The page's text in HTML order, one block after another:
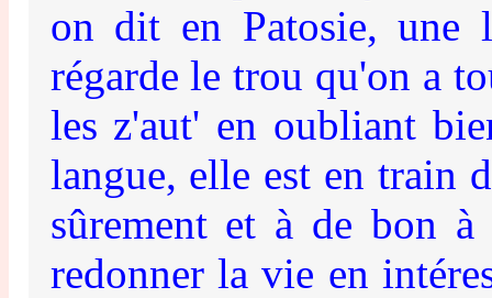
on dit en Patosie, une
régarde le trou qu'on a
les z'aut' en oubliant
langue, elle est en train
sûrement et à de bon
redonner la vie en